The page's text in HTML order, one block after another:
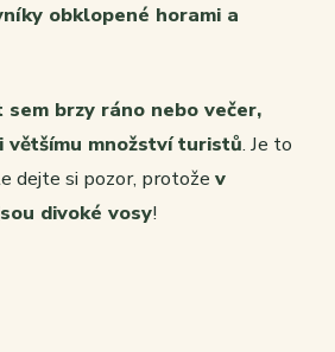
obklopené horami a
brzy ráno nebo večer,
množství turistů. Je to
dejte si pozor, protože v
divoké vosy!